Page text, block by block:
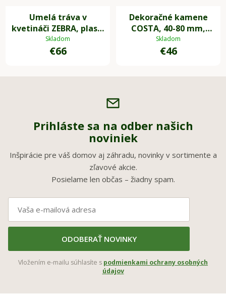
Umelá tráva v
kvetináči ZEBRA, plast,
výška 80 cm, zelená
Skladom
€66
Dekoračné kamene
COSTA, 40-80 mm,
plast, sivá
Skladom
€46
Prihláste sa na odber našich
noviniek
Inšpirácie pre váš domov aj záhradu, novinky v sortimente a
zľavové akcie.
Posielame len občas – žiadny spam.
ODOBERAŤ NOVINKY
Vložením e-mailu súhlasíte s podmienkami ochrany osobných
údajov